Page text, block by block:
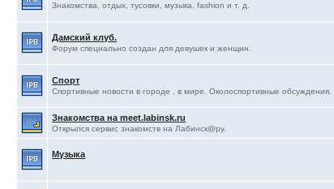
Знакомства, отдых, тусовки, музыка, fashion и т. д.
Дамский клуб.
Форум специально создан для девушек и женщин.
Спорт
Спортивные новости в городе , в мире. Околоспортивные обсуждения.
Знакомства на meet.labinsk.ru
Открылся сервис знакомств на Лабинск@ру.
Музыка